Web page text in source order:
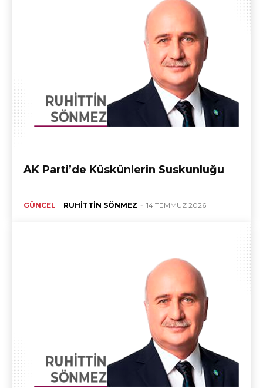
AK Parti’de Küskünlerin Suskunluğu
GÜNCEL RUHITTIN SÖNMEZ - 14 TEMMUZ 2026